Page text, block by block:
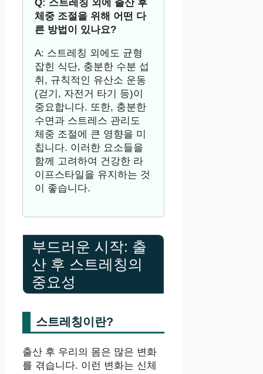
Q: 스트레칭 외에 출산 후
체중 조절을 위해 어떤 다
른 방법이 있나요?
A: 스트레칭 외에도 균형
잡힌 식단, 충분한 수분 섭
취, 규칙적인 유산소 운동
(걷기, 자전거 타기 등)이
중요합니다. 또한, 충분한
수면과 스트레스 관리도
체중 조절에 큰 영향을 미
칩니다. 이러한 요소들을
함께 고려하여 건강한 라
이프스타일을 유지하는 것
이 좋습니다.
부드러운 시작: 출
산 후 스트레칭의
중요성
스트레칭이란?
출산 후 우리의 몸은 많은 변화
를 겪습니다. 이런 변화는 신체